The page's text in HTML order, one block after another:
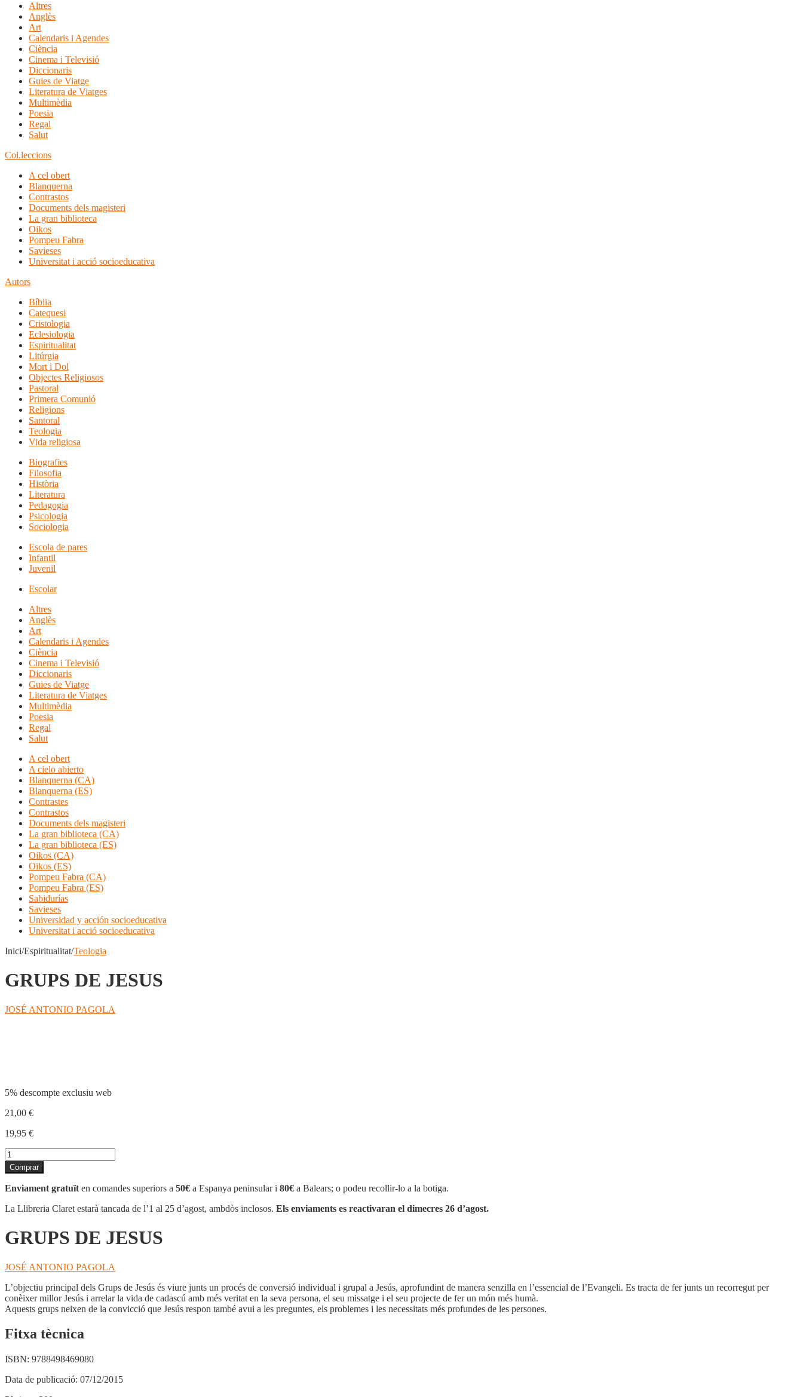
Altres
Anglès
Art
Calendaris i Agendes
Ciència
Cinema i Televisió
Diccionaris
Guies de Viatge
Literatura de Viatges
Multimèdia
Poesia
Regal
Salut
Col.leccions
A cel obert
Blanquerna
Contrastos
Documents dels magisteri
La gran biblioteca
Oikos
Pompeu Fabra
Savieses
Universitat i acció socioeducativa
Autors
Bíblia
Catequesi
Cristologia
Eclesiologia
Espiritualitat
Litúrgia
Mort i Dol
Objectes Religiosos
Pastoral
Primera Comunió
Religions
Santoral
Teologia
Vida religiosa
Biografies
Filosofia
Història
Literatura
Pedagogia
Psicologia
Sociologia
Escola de pares
Infantil
Juvenil
Escolar
Altres
Anglès
Art
Calendaris i Agendes
Ciència
Cinema i Televisió
Diccionaris
Guies de Viatge
Literatura de Viatges
Multimèdia
Poesia
Regal
Salut
A cel obert
A cielo abierto
Blanquerna (CA)
Blanquerna (ES)
Contrastes
Contrastos
Documents dels magisteri
La gran biblioteca (CA)
La gran biblioteca (ES)
Oikos (CA)
Oikos (ES)
Pompeu Fabra (CA)
Pompeu Fabra (ES)
Sabidurías
Savieses
Universidad y acción socioeducativa
Universitat i acció socioeducativa
Inici/Espiritualitat/Teologia
GRUPS DE JESUS
JOSÉ ANTONIO PAGOLA
5% descompte exclusiu web
21,00 €
19,95 €
quantitat
de
GRUPS
DE
Comprar
Enviament gratuït en comandes superiors a 50€ a Espanya peninsular i 80€ a Balears; o podeu recollir-lo a la botiga.
La Llibreria Claret estarà tancada de l’1 al 25 d’agost, ambdòs inclosos. Els enviaments es reactivaran el dimecres 26 d’agost.
GRUPS DE JESUS
JOSÉ ANTONIO PAGOLA
L’objectiu principal dels Grups de Jesús és viure junts un procés de conversió individual i grupal a Jesús, aprofundint de manera senzilla en l’essencial de l’Evangeli. Es tracta de fer junts un recorregut per
conèixer millor Jesús i arrelar la vida de cadascú amb més veritat en la seva persona, el seu missatge i el seu projecte de fer un món més humà.
Aquests grups neixen de la convicció que Jesús respon també avui a les preguntes, els problemes i les necessitats més profundes de les persones.
Fitxa tècnica
ISBN: 9788498469080
Data de publicació: 07/12/2015